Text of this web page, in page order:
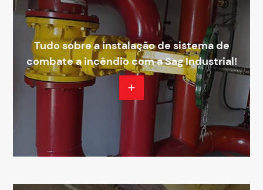
Tudo sobre a instalação de sistema de
combate a incêndio com a Sag Industrial!